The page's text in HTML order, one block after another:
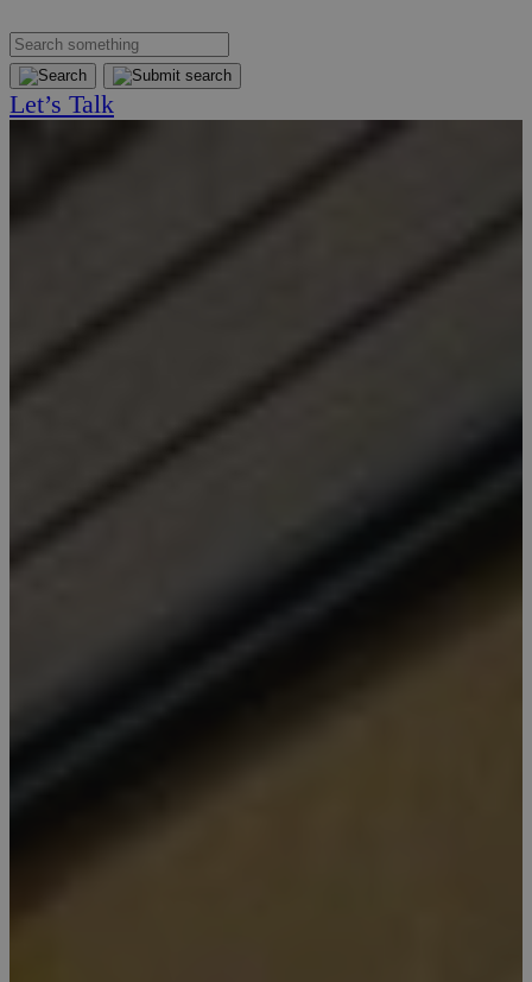
Let’s Talk